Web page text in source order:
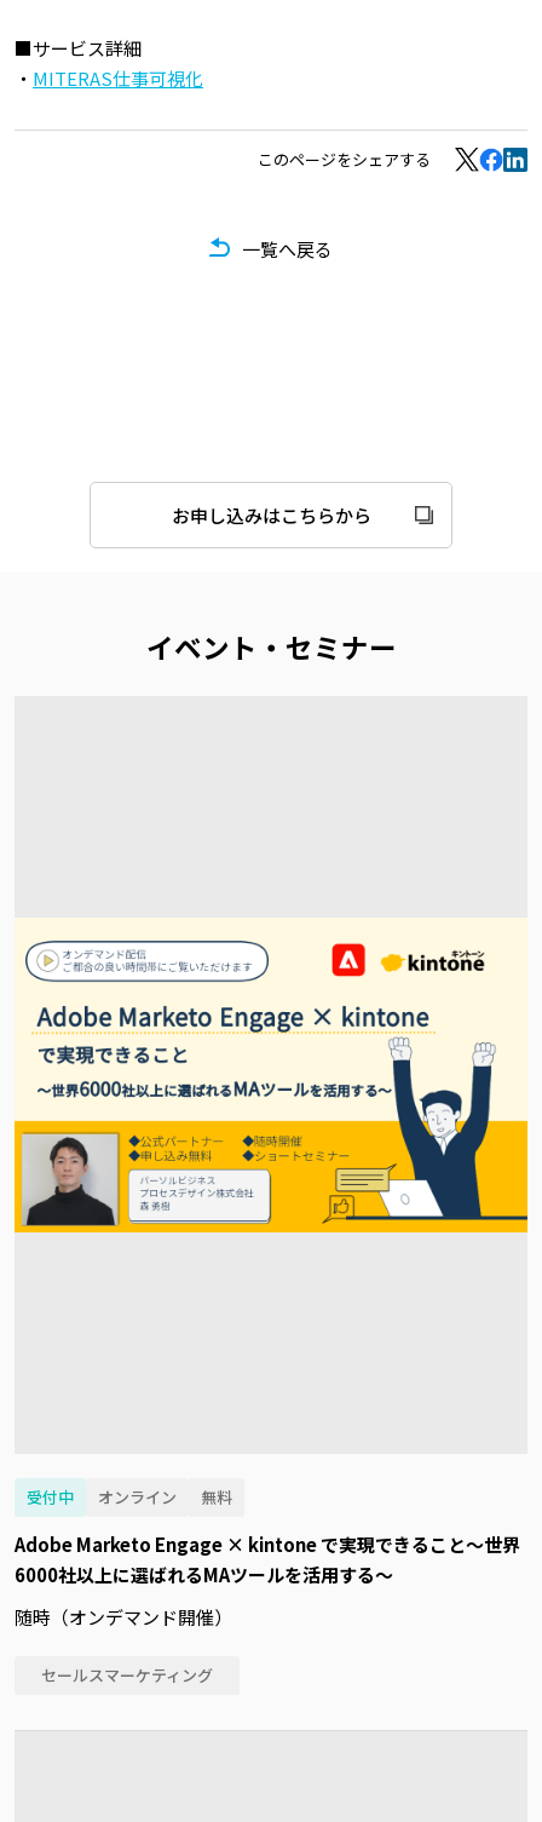
■サービス詳細
・ MITERAS仕事可視化
このページをシェアする
一覧へ戻る
お申し込みはこちらから
イベント・セミナー
受付中 オンライン 無料
Adobe Marketo Engage × kintone で実現できること～世界
6000社以上に選ばれるMAツールを活用する～
随時（オンデマンド開催）
セールスマーケティング